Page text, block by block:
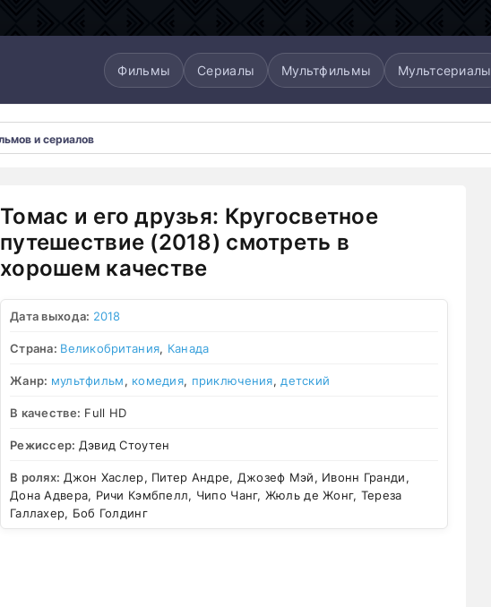
Фильмы Сериалы Мультфильмы Мультсериалы
Томас и его друзья: Кругосветное
путешествие (2018) смотреть в
хорошем качестве
Дата выхода: 2018
Страна: Великобритания, Канада
Жанр: мультфильм, комедия, приключения, детский
В качестве: Full HD
Режиссер: Дэвид Стоутен
В ролях: Джон Хаслер, Питер Андре, Джозеф Мэй, Ивонн Гранди,
Дона Адвера, Ричи Кэмбпелл, Чипо Чанг, Жюль де Жонг, Тереза
Галлахер, Боб Голдинг